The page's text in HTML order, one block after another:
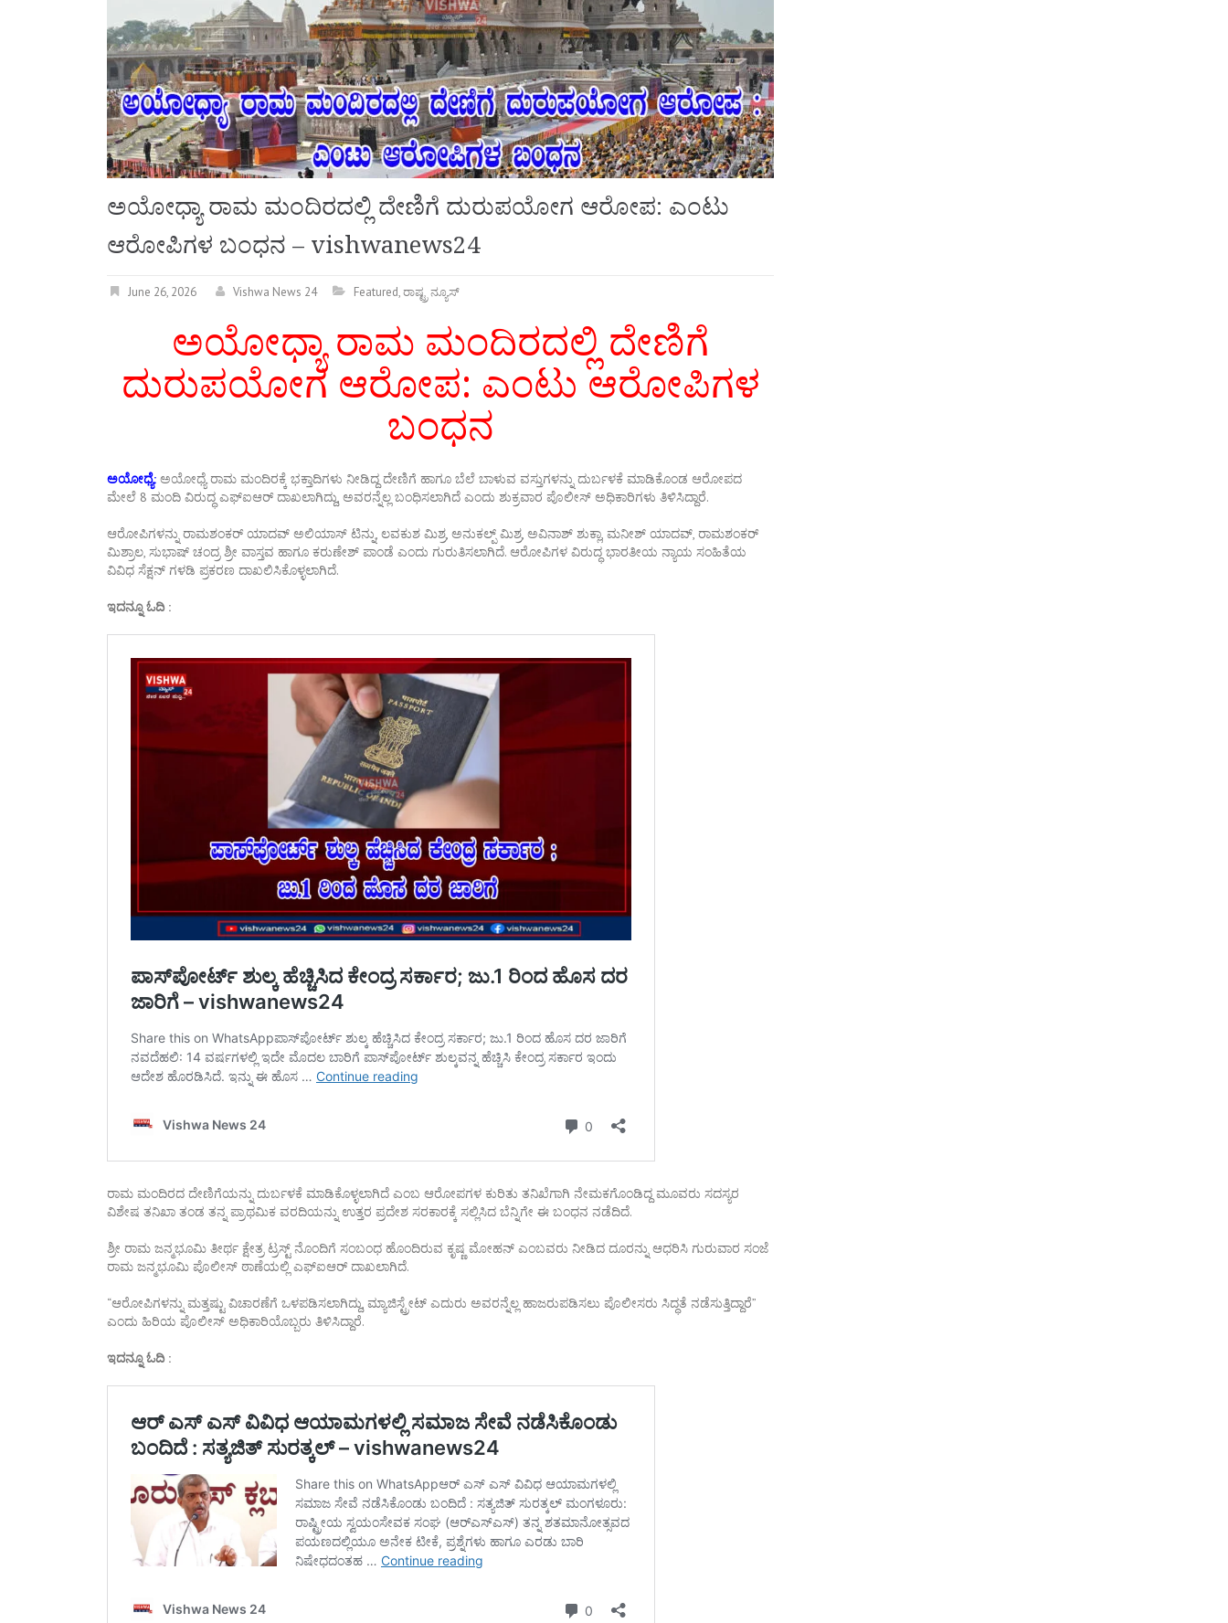
ಅಯೋಧ್ಯಾ ರಾಮ ಮಂದಿರದಲ್ಲಿ ದೇಣಿಗೆ ದುರುಪಯೋಗ ಆರೋಪ: ಎಂಟು
ಆರೋಪಿಗಳ ಬಂಧನ – vishwanews24
June 26, 2026 Vishwa News 24 Featured,ರಾಷ್ಟ್ರ ನ್ಯೂಸ್
ಅಯೋಧ್ಯಾ ರಾಮ ಮಂದಿರದಲ್ಲಿ ದೇಣಿಗೆ
ದುರುಪಯೋಗ ಆರೋಪ: ಎಂಟು ಆರೋಪಿಗಳ
ಬಂಧನ
ಅಯೋಧ್ಯೆ: ಅಯೋಧ್ಯೆ ರಾಮ ಮಂದಿರಕ್ಕೆ ಭಕ್ತಾದಿಗಳು ನೀಡಿದ್ದ ದೇಣಿಗೆ ಹಾಗೂ ಬೆಲೆ ಬಾಳುವ ವಸ್ತುಗಳನ್ನು ದುರ್ಬಳಕೆ ಮಾಡಿಕೊಂಡ ಆರೋಪದ
ಮೇಲೆ 8 ಮಂದಿ ವಿರುದ್ಧ ಎಫ್ಐಆರ್ ದಾಖಲಾಗಿದ್ದು, ಅವರನ್ನೆಲ್ಲ ಬಂಧಿಸಲಾಗಿದೆ ಎಂದು ಶುಕ್ರವಾರ ಪೊಲೀಸ್ ಅಧಿಕಾರಿಗಳು ತಿಳಿಸಿದ್ದಾರೆ.
ಆರೋಪಿಗಳನ್ನು ರಾಮಶಂಕರ್ ಯಾದವ್ ಅಲಿಯಾಸ್ ಟಿನ್ನು, ಲವಕುಶ ಮಿಶ್ರ, ಅನುಕಲ್ಪ್ ಮಿಶ್ರ, ಅವಿನಾಶ್ ಶುಕ್ಲಾ, ಮನೀಶ್ ಯಾದವ್, ರಾಮಶಂಕರ್
ಮಿಶ್ರಾಲ, ಸುಭಾಷ್ ಚಂದ್ರ ಶ್ರೀ ವಾಸ್ತವ ಹಾಗೂ ಕರುಣೇಶ್ ಪಾಂಡೆ ಎಂದು ಗುರುತಿಸಲಾಗಿದೆ. ಆರೋಪಿಗಳ ವಿರುದ್ಧ ಭಾರತೀಯ ನ್ಯಾಯ ಸಂಹಿತೆಯ
ವಿವಿಧ ಸೆಕ್ಷನ್ ಗಳಡಿ ಪ್ರಕರಣ ದಾಖಲಿಸಿಕೊಳ್ಳಲಾಗಿದೆ.
ಇದನ್ನೂ ಓದಿ :
ರಾಮ ಮಂದಿರದ ದೇಣಿಗೆಯನ್ನು ದುರ್ಬಳಕೆ ಮಾಡಿಕೊಳ್ಳಲಾಗಿದೆ ಎಂಬ ಆರೋಪಗಳ ಕುರಿತು ತನಿಖೆಗಾಗಿ ನೇಮಕಗೊಂಡಿದ್ದ ಮೂವರು ಸದಸ್ಯರ
ವಿಶೇಷ ತನಿಖಾ ತಂಡ ತನ್ನ ಪ್ರಾಥಮಿಕ ವರದಿಯನ್ನು ಉತ್ತರ ಪ್ರದೇಶ ಸರಕಾರಕ್ಕೆ ಸಲ್ಲಿಸಿದ ಬೆನ್ನಿಗೇ ಈ ಬಂಧನ ನಡೆದಿದೆ.
ಶ್ರೀ ರಾಮ ಜನ್ಮಭೂಮಿ ತೀರ್ಥ ಕ್ಷೇತ್ರ ಟ್ರಸ್ಟ್ ನೊಂದಿಗೆ ಸಂಬಂಧ ಹೊಂದಿರುವ ಕೃಷ್ಣ ಮೋಹನ್ ಎಂಬವರು ನೀಡಿದ ದೂರನ್ನು ಆಧರಿಸಿ ಗುರುವಾರ ಸಂಜೆ
ರಾಮ ಜನ್ಮಭೂಮಿ ಪೊಲೀಸ್ ಠಾಣೆಯಲ್ಲಿ ಎಫ್ಐಆರ್ ದಾಖಲಾಗಿದೆ.
“ಆರೋಪಿಗಳನ್ನು ಮತ್ತಷ್ಟು ವಿಚಾರಣೆಗೆ ಒಳಪಡಿಸಲಾಗಿದ್ದು, ಮ್ಯಾಜಿಸ್ಟ್ರೇಟ್ ಎದುರು ಅವರನ್ನೆಲ್ಲ ಹಾಜರುಪಡಿಸಲು ಪೊಲೀಸರು ಸಿದ್ಧತೆ ನಡೆಸುತ್ತಿದ್ದಾರೆ”
ಎಂದು ಹಿರಿಯ ಪೊಲೀಸ್ ಅಧಿಕಾರಿಯೊಬ್ಬರು ತಿಳಿಸಿದ್ದಾರೆ.
ಇದನ್ನೂ ಓದಿ :